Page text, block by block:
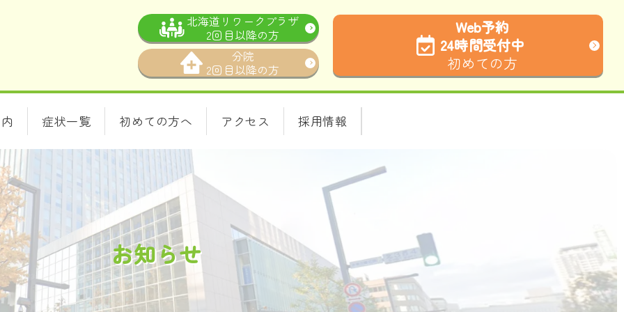
北海道リワークプラザ
2回目以降の方
分院
2回目以降の方
Web予約
24時間受付中
初めての方
症状一覧 初めての方へ アクセス 採用情報
お知らせ